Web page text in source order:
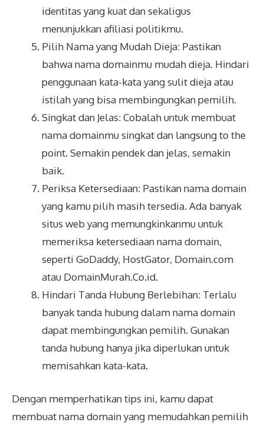
identitas yang kuat dan sekaligus
menunjukkan afiliasi politikmu.
Pilih Nama yang Mudah Dieja: Pastikan
bahwa nama domainmu mudah dieja. Hindari
penggunaan kata-kata yang sulit dieja atau
istilah yang bisa membingungkan pemilih.
Singkat dan Jelas: Cobalah untuk membuat
nama domainmu singkat dan langsung to the
point. Semakin pendek dan jelas, semakin
baik.
Periksa Ketersediaan: Pastikan nama domain
yang kamu pilih masih tersedia. Ada banyak
situs web yang memungkinkanmu untuk
memeriksa ketersediaan nama domain,
seperti GoDaddy, HostGator, Domain.com
atau DomainMurah.Co.id.
Hindari Tanda Hubung Berlebihan: Terlalu
banyak tanda hubung dalam nama domain
dapat membingungkan pemilih. Gunakan
tanda hubung hanya jika diperlukan untuk
memisahkan kata-kata.
Dengan memperhatikan tips ini, kamu dapat
membuat nama domain yang memudahkan pemilih